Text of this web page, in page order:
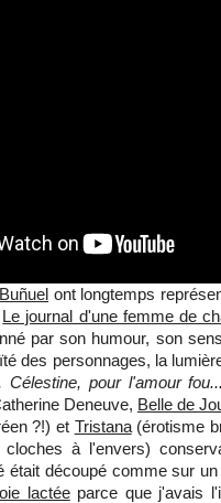
ont longtemps
Le journal d'une femme de
par son humour, son
des personnages, la
Célestine, pour l'amour
Deneuve, Belle de
?!) et Tristana(érotisme
à l'envers)
découpé comme sur
lactéeparce que j'avais